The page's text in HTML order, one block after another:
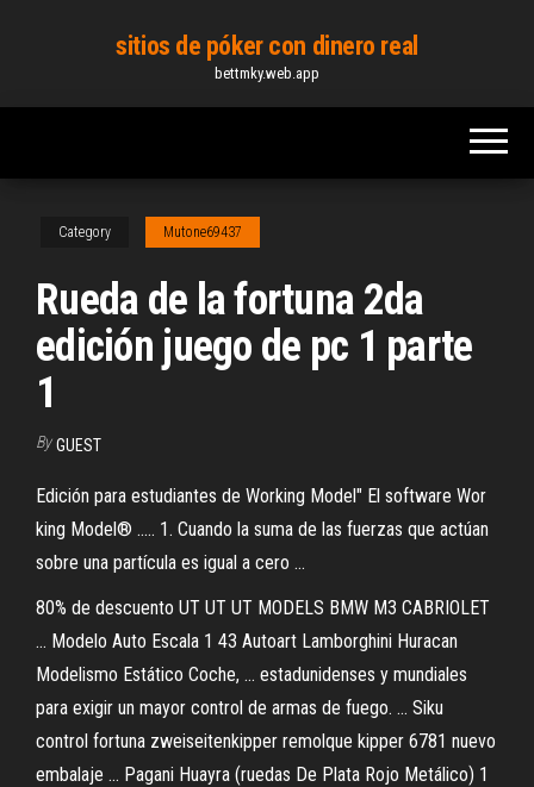
content
sitios de póker con dinero real
bettmky.web.app
Category Mutone69437
Rueda de la fortuna 2da
edición juego de pc 1 parte
1
By GUEST
Edición para estudiantes de Working Model" El software Wor
king Model® ..... 1. Cuando la suma de las fuerzas que actúan
sobre una partícula es igual a cero ...
80% de descuento UT UT UT MODELS BMW M3 CABRIOLET
... Modelo Auto Escala 1 43 Autoart Lamborghini Huracan
Modelismo Estático Coche, ... estadunidenses y mundiales
para exigir un mayor control de armas de fuego. ... Siku
control fortuna zweiseitenkipper remolque kipper 6781 nuevo
embalaje ... Pagani Huayra (ruedas De Plata Rojo Metálico) 1